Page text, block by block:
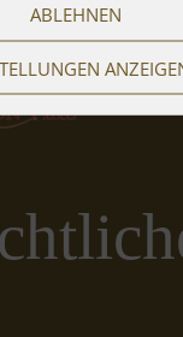
ABLEHNEN